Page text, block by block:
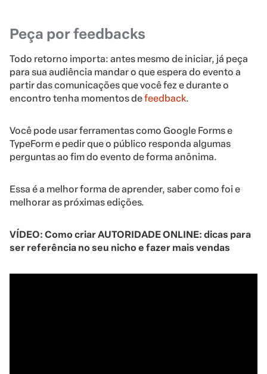
Peça por feedbacks
Todo retorno importa: antes mesmo de iniciar, já peça
para sua audiência mandar o que espera do evento a
partir das comunicações que você fez e durante o
encontro tenha momentos defeedback.
Você pode usar ferramentas como Google Forms e
TypeForm e pedir que o público responda algumas
perguntas ao fim do evento de forma anônima.
Essa é a melhor forma de aprender, saber como foi e
melhorar as próximas edições.
VÍDEO: Como criar AUTORIDADE ONLINE: dicas para
ser referência no seu nicho e fazer mais vendas